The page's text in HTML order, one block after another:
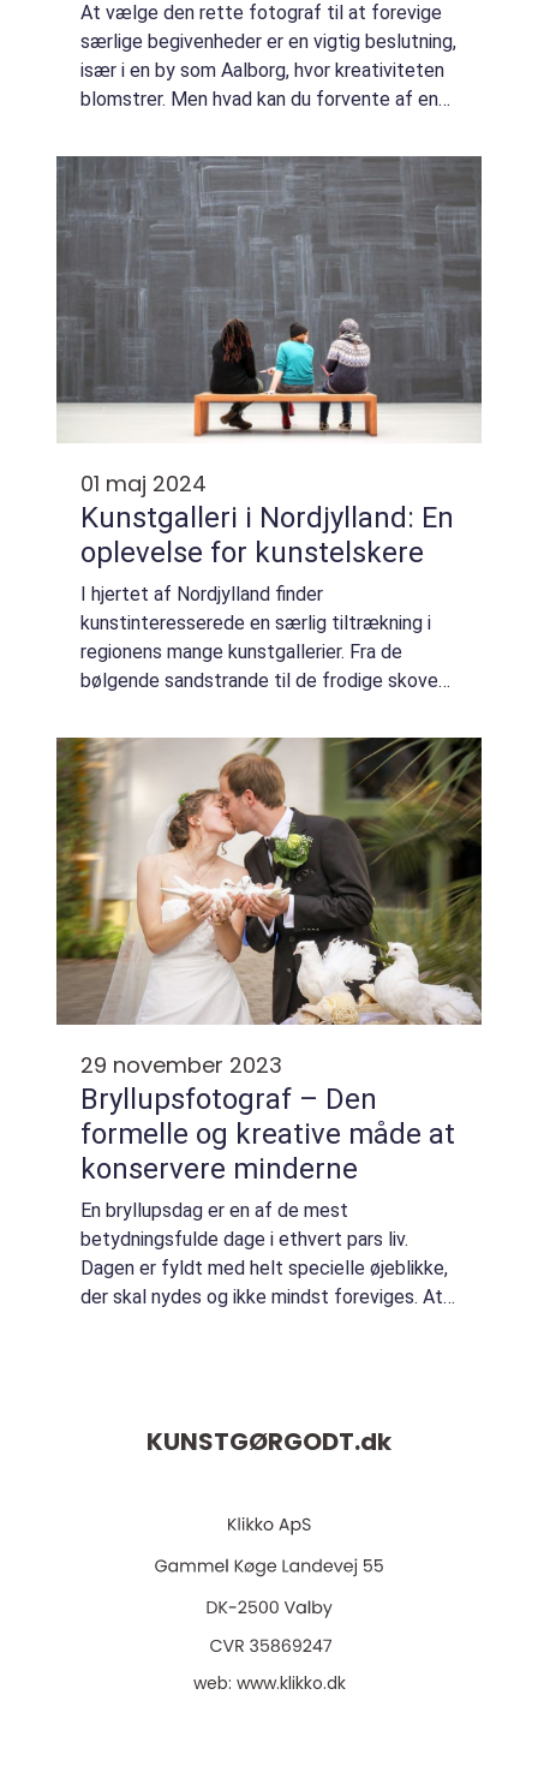
At vælge den rette fotograf til at forevige
særlige begivenheder er en vigtig beslutning,
især i en by som Aalborg, hvor kreativiteten
blomstrer. Men hvad kan du forvente af en
tilgængel...
01 maj 2024
Kunstgalleri i Nordjylland: En
oplevelse for kunstelskere
I hjertet af Nordjylland finder
kunstinteresserede en særlig tiltrækning i
regionens mange kunstgallerier. Fra de
bølgende sandstrande til de frodige skove
lokale og internationale kunstnere.
Kunstgallerie...
29 november 2023
Bryllupsfotograf – Den
formelle og kreative måde at
konservere minderne
En bryllupsdag er en af de mest
betydningsfulde dage i ethvert pars liv.
Dagen er fyldt med helt specielle øjeblikke,
der skal nydes og ikke mindst foreviges. At
KUNSTGØRGODT.dk
web: www.klikko.dk